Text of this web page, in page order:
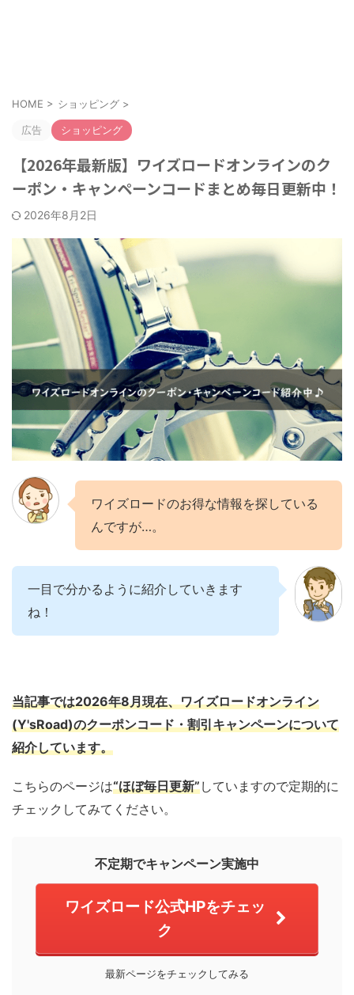
HOME > ショッピング >
広告 ショッピング
【2026年最新版】ワイズロードオンラインのク
ーポン・キャンペーンコードまとめ毎日更新中！
2026年8月2日
ワイズロードのお得な情報を探している
んですが…。
一目で分かるように紹介していきます
ね！
当記事では2026年8月現在、ワイズロードオンライン
(Y'sRoad)のクーポンコード・割引キャンペーンについて
紹介しています。
こちらのページは“ほぼ毎日更新”していますので定期的に
チェックしてみてください。
不定期でキャンペーン実施中
ワイズロード公式HPをチェッ
ク
最新ページをチェックしてみる